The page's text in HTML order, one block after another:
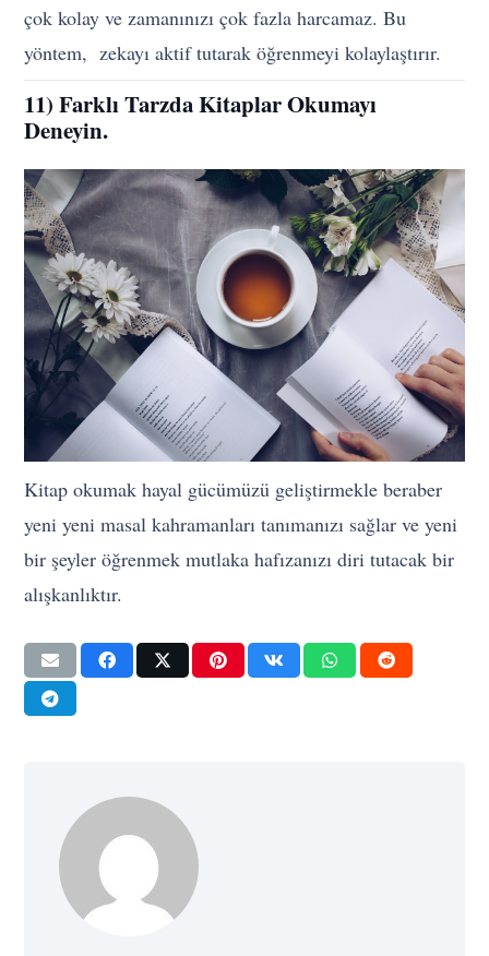
çok kolay ve zamanınızı çok fazla harcamaz. Bu
yöntem, zekayı aktif tutarak öğrenmeyi kolaylaştırır.
11) Farklı Tarzda Kitaplar Okumayı
Deneyin.
Kitap okumak hayal gücümüzü geliştirmekle beraber
yeni yeni masal kahramanları tanımanızı sağlar ve yeni
bir şeyler öğrenmek mutlaka hafızanızı diri tutacak bir
alışkanlıktır.